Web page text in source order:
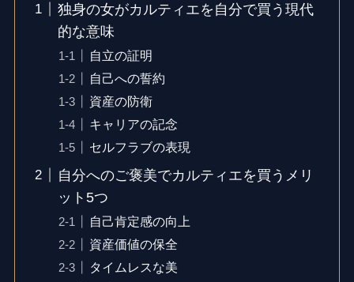
独身の女がカルティエを自分で買う現代
的な意味
自立の証明
自己への誓約
資産の防衛
キャリアの記念
セルフラブの表現
自分へのご褒美でカルティエを買うメリ
ット5つ
自己肯定感の向上
資産価値の保全
タイムレスな美